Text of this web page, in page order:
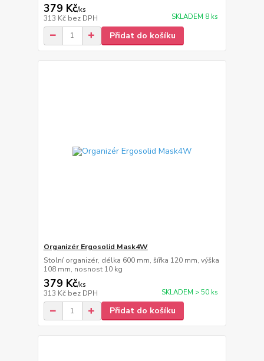
379 Kč/ks
313 Kč bez DPH SKLADEM 8 ks
Přidat do košíku
Organizér Ergosolid Mask4W
Stolní organizér, délka 600 mm, šířka 120 mm, výška
108 mm, nosnost 10 kg
379 Kč/ks
313 Kč bez DPH SKLADEM > 50 ks
Přidat do košíku